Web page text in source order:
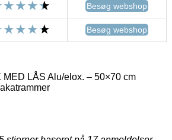
Besøg webshop
Besøg webshop
MED LÅS Alu/elox. – 50×70 cm